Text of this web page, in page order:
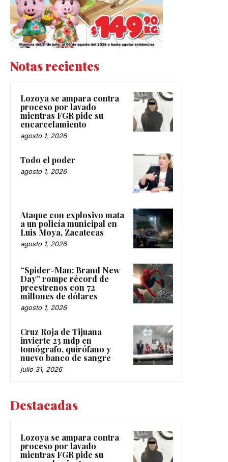
Notas recientes
Lozoya se ampara contra
proceso por lavado
mientras FGR pide su
encarcelamiento
agosto 1, 2026
Todo el poder
agosto 1, 2026
Ataque con explosivo mata
a un policía municipal en
Luis Moya, Zacatecas
agosto 1, 2026
“Spider-Man: Brand New
Day” rompe récord de
preestrenos con 72
millones de dólares
agosto 1, 2026
Cruz Roja de Tijuana
invierte 23 mdp en
tomógrafo, quirófano y
nuevo banco de sangre
julio 31, 2026
Destacadas
Lozoya se ampara contra
proceso por lavado
mientras FGR pide su